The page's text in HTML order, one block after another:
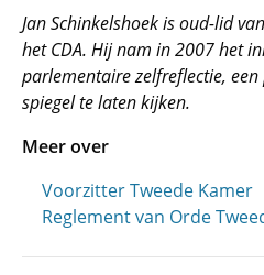
Jan Schinkelshoek is oud-lid
het CDA. Hij nam in 2007 het
parlementaire zelfreflectie,
spiegel te laten kijken.
Meer over
Voorzitter Tweede Kamer
Reglement van Orde